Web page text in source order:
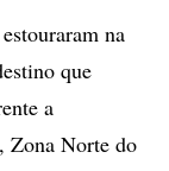
na
que
a
Zona Norte do